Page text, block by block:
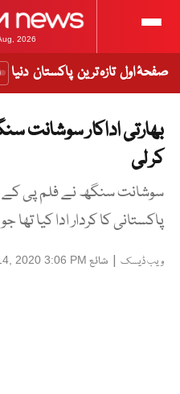
2026
صفحۂ اول تازہ ترین پاکستان دنیا
بھارتی اداکار سوشانت
کر لی
سوشانت سنگھ نے فلم پی کے
پاکستانی کا کردار ادا کیا
ویب ڈیسک | شائع 2020 3:06 PM